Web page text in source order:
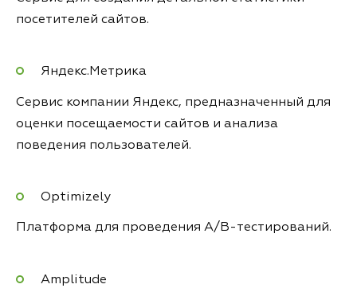
посетителей сайтов.
Яндекс.Метрика
Сервис компании Яндекс, предназначенный для
оценки посещаемости сайтов и анализа
поведения пользователей.
Optimizely
Платформа для проведения A/B-тестирований.
Amplitude